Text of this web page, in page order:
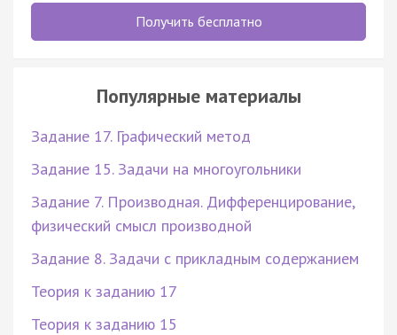
Получить бесплатно
Популярные материалы
Задание 17. Графический метод
Задание 15. Задачи на многоугольники
Задание 7. Производная. Дифференцирование,
физический смысл производной
Задание 8. Задачи с прикладным содержанием
Теория к заданию 17
Теория к заданию 15